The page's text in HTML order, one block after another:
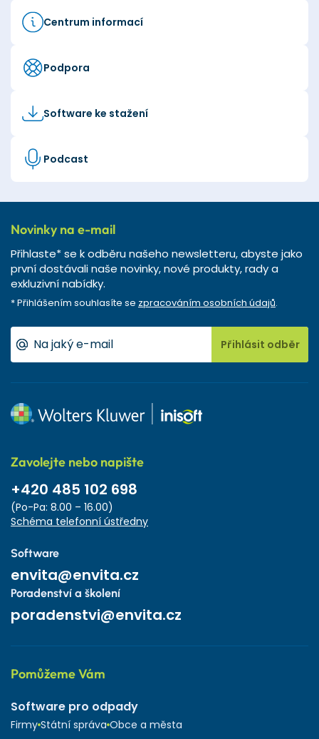
Centrum informací
Podpora
Software ke stažení
Podcast
Novinky na e-mail
Přihlaste* se k odběru našeho newsletteru, abyste jako
první dostávali naše novinky, nové produkty, rady a
exkluzivní nabídky.
* Přihlášením souhlasíte se zpracováním osobních údajů.
Přihlásit odběr
Zavolejte nebo napište
+420 485 102 698
(Po-Pa: 8.00 – 16.00)
Schéma telefonní ústředny
Software
envita@envita.cz
Poradenství a školení
poradenstvi@envita.cz
Pomůžeme Vám
Software pro odpady
Firmy Státní správa Obce a města